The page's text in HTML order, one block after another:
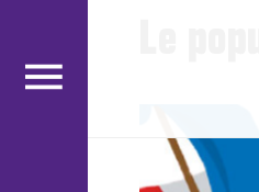
Le